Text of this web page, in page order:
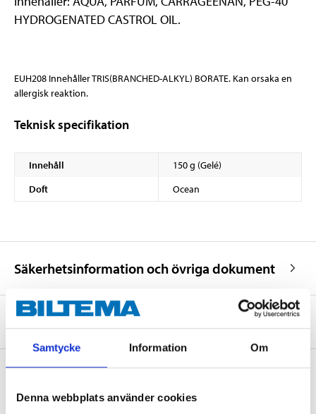
Samtycke Information Om
Denna webbplats använder cookies
HYDROGENATED CASTROL OIL.
EUH208 Innehåller TRIS(BRANCHED-ALKYL) BORATE. Kan orsaka en
allergisk reaktion.
Teknisk specifikation
Innehåll
150 g (Gelé)
Doft
Ocean
Säkerhetsinformation och övriga dokument
Om tillverkaren
Köp & Hämta